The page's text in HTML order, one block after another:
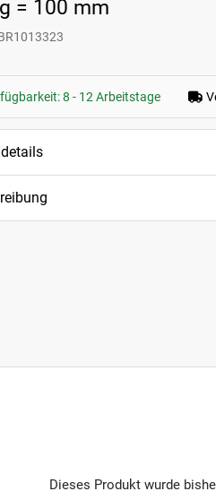
= 100 mm
8 - 12 Arbeitstage
Dieses Produkt wurde